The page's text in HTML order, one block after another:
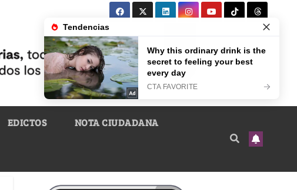
EDICTOS NOTA CIUDADANA